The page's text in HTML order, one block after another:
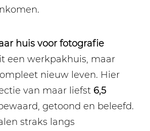
huis voor fotografie
een werkpakhuis, maar
nieuw leven. Hier
van maar liefst 6,5
getoond en beleefd.
straks langs